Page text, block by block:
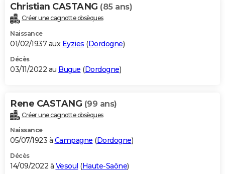
Christian CASTANG (85 ans)
Créer une cagnotte obsèques
Naissance
01/02/1937 aux Eyzies (Dordogne)
Décès
03/11/2022 au Bugue (Dordogne)
Rene CASTANG (99 ans)
Créer une cagnotte obsèques
Naissance
05/07/1923 à Campagne (Dordogne)
Décès
14/09/2022 à Vesoul (Haute-Saône)